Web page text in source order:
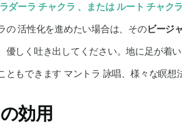
ダーラ チャクラ 、またはルート チャク
の活性化を進めたい場合は、そのビージャ
優しく吐き出してください。地に足が着
ともできます マントラ 詠唱、様々な瞑想
の効用